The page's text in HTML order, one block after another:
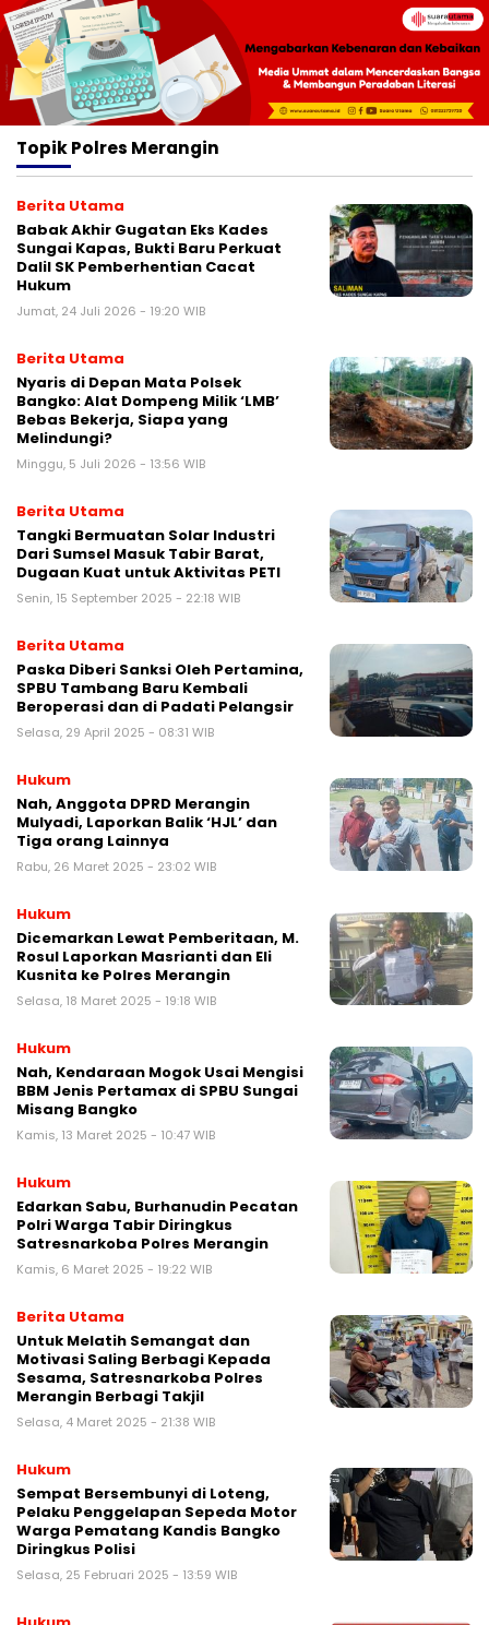
TopikPolres Merangin
Berita Utama
Babak Akhir Gugatan Eks Kades
Sungai Kapas, Bukti Baru Perkuat
Dalil SK Pemberhentian Cacat
Hukum
Jumat, 24 Juli 2026 - 19:20 WIB
Berita Utama
Nyaris di Depan Mata Polsek
Bangko: Alat Dompeng Milik ‘LMB’
Bebas Bekerja, Siapa yang
Melindungi?
Minggu, 5 Juli 2026 - 13:56 WIB
Berita Utama
Tangki Bermuatan Solar Industri
Dari Sumsel Masuk Tabir Barat,
Dugaan Kuat untuk Aktivitas PETI
Senin, 15 September 2025 - 22:18 WIB
Berita Utama
Paska Diberi Sanksi Oleh Pertamina,
SPBU Tambang Baru Kembali
Beroperasi dan di Padati Pelangsir
Selasa, 29 April 2025 - 08:31 WIB
Hukum
Nah, Anggota DPRD Merangin
Mulyadi, Laporkan Balik ‘HJL’ dan
Tiga orang Lainnya
Rabu, 26 Maret 2025 - 23:02 WIB
Hukum
Dicemarkan Lewat Pemberitaan, M.
Rosul Laporkan Masrianti dan Eli
Kusnita ke Polres Merangin
Selasa, 18 Maret 2025 - 19:18 WIB
Hukum
Nah, Kendaraan Mogok Usai Mengisi
BBM Jenis Pertamax di SPBU Sungai
Misang Bangko
Kamis, 13 Maret 2025 - 10:47 WIB
Hukum
Edarkan Sabu, Burhanudin Pecatan
Polri Warga Tabir Diringkus
Satresnarkoba Polres Merangin
Kamis, 6 Maret 2025 - 19:22 WIB
Berita Utama
Untuk Melatih Semangat dan
Motivasi Saling Berbagi Kepada
Sesama, Satresnarkoba Polres
Merangin Berbagi Takjil
Selasa, 4 Maret 2025 - 21:38 WIB
Hukum
Sempat Bersembunyi di Loteng,
Pelaku Penggelapan Sepeda Motor
Warga Pematang Kandis Bangko
Diringkus Polisi
Selasa, 25 Februari 2025 - 13:59 WIB